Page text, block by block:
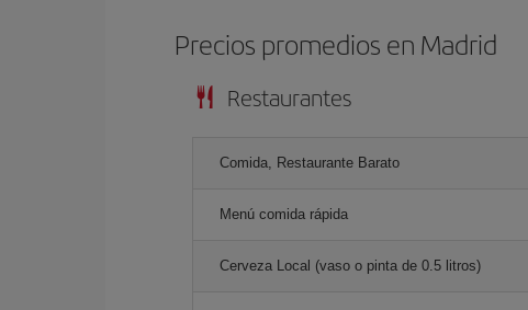
Precios promedios en Madrid
Restaurantes
Comida, Restaurante Barato
Menú comida rápida
Cerveza Local (vaso o pinta de 0.5 litros)